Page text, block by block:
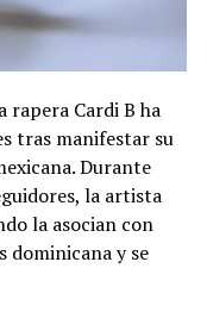
rapera Cardi B ha
tras manifestar su
Durante
la artista
la asocian con
dominicana y se